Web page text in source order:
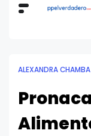
ALEXANDRA CHAMBA